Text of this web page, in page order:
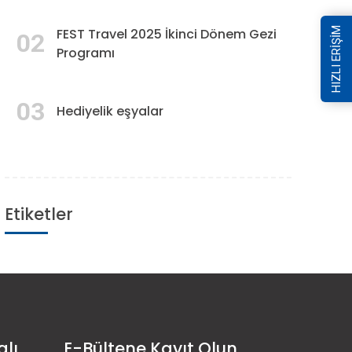
02
FEST Travel 2025 İkinci Dönem Gezi
Programı
03 Hediyelik eşyalar
Etiketler
HIZLI ERİŞİM